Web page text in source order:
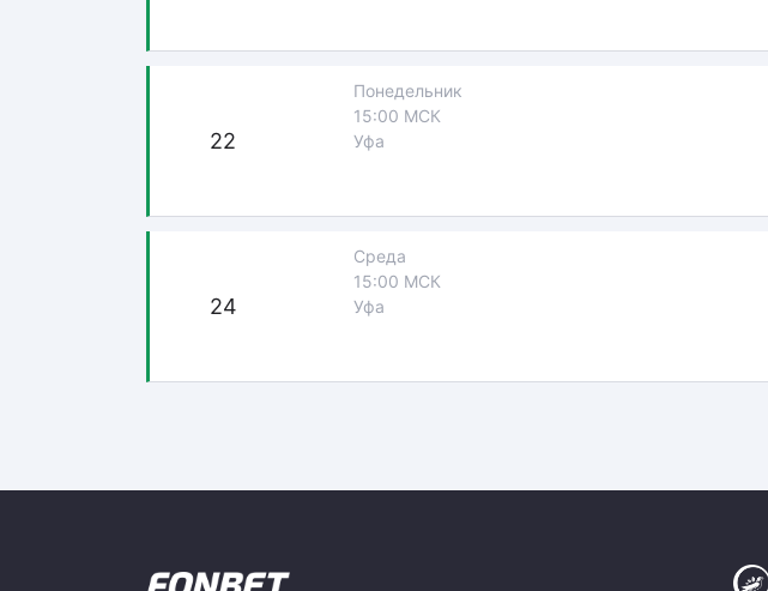
22
Понедельник
15:00 МСК
Уфа
24
Среда
15:00 МСК
Уфа